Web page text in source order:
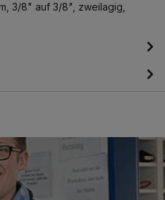
3/8" auf 3/8", zweilagig,